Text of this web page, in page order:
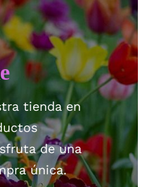
tienda en
de una
única.